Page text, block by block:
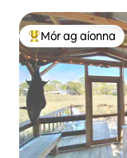
An-mhór ag
Mór ag aíonna